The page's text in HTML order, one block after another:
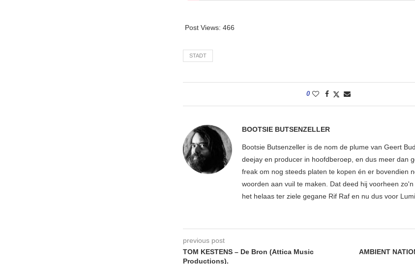
Post Views: 466
STADT
0
BOOTSIE BUTSENZELLER
Bootsie Butsenzeller is de nom de plume van Geert
deejay en producer in hoofdberoep, en dus meer dan
freak om nog steeds platen te kopen én er bovendien
woorden aan vuil te maken. Dat deed hij voorheen
het helaas ter ziele gegane Rif Raf en nu dus voor
previous post
TOM KESTENS – De Bron (Attica Music
Productions) .
AMBIENT